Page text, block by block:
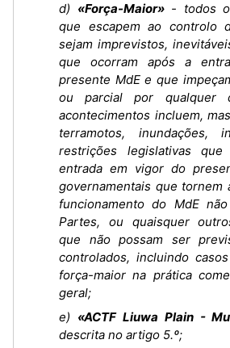
d) «Força-Maior»- todos
que escapem ao controlo
sejam imprevistos,
que ocorram após a
presente MdE e que
ou parcial por qualquer
acontecimentos incluem,
terramotos, inundações,
restrições legislativas
entrada em vigor do
governamentais que tornem
funcionamento do MdE
Partes, ou quaisquer
que não possam ser
controlados, incluindo
força-maior na prática
geral;
e) «ACTF Liuwa Plain -
descrita no artigo 5.º;